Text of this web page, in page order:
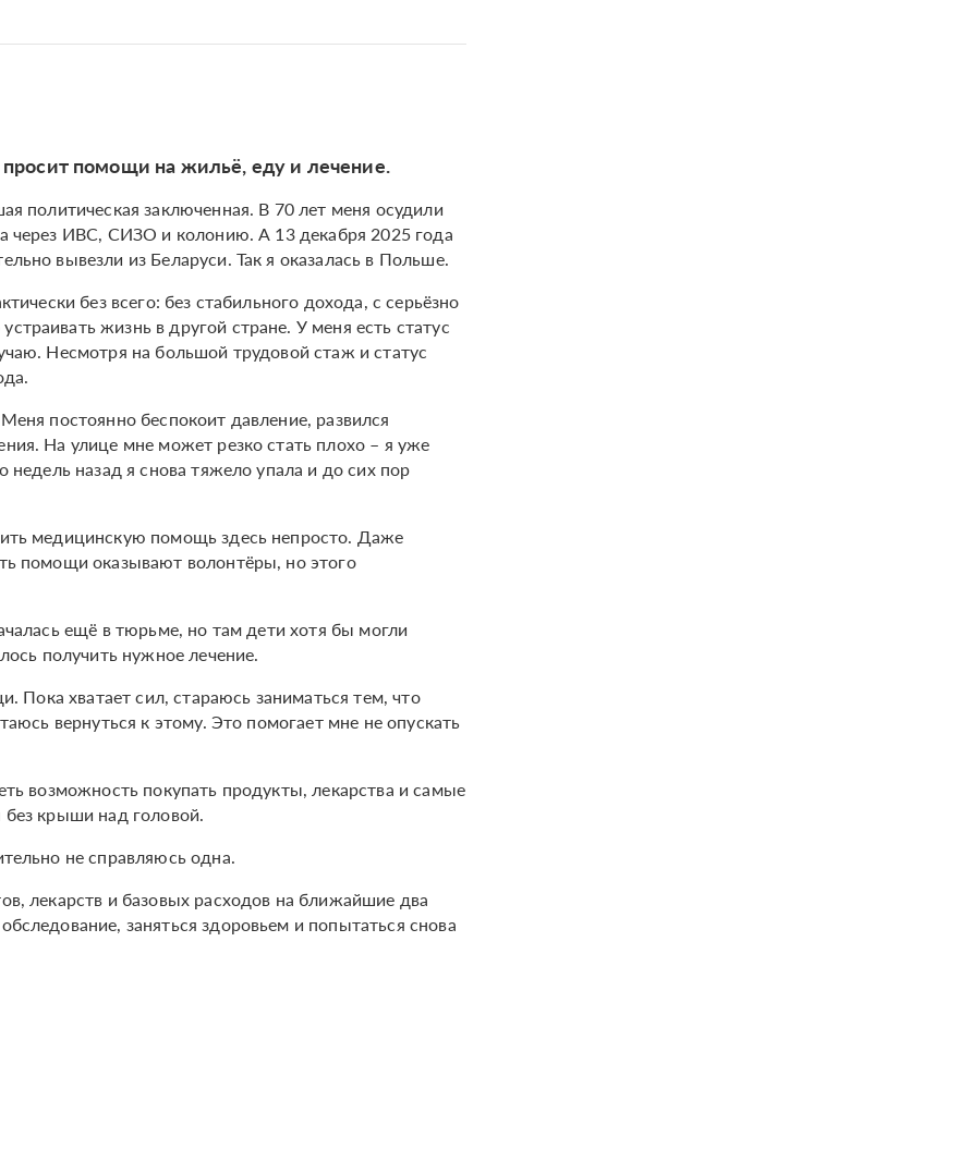
помощи на жильё, еду и лечение.
политическая заключенная. В 70 лет меня осудили
через ИВС, СИЗО и колонию. А 13 декабря 2025 года
вывезли из Беларуси. Так я оказалась в Польше.
без всего: без стабильного дохода, с серьёзно
жизнь в другой стране. У меня есть статус
Несмотря на большой трудовой стаж и статус
постоянно беспокоит давление, развился
На улице мне может резко стать плохо – я уже
назад я снова тяжело упала и до сих пор
медицинскую помощь здесь непросто. Даже
помощи оказывают волонтёры, но этого
ещё в тюрьме, но там дети хотя бы могли
получить нужное лечение.
Пока хватает сил, стараюсь заниматься тем, что
вернуться к этому. Это помогает мне не опускать
возможность покупать продукты, лекарства и самые
крыши над головой.
не справляюсь одна.
лекарств и базовых расходов на ближайшие два
заняться здоровьем и попытаться снова